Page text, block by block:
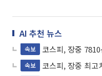
AI 추천 뉴스
속보 코스피, 장중 7810
속보 코스피, 장중 최